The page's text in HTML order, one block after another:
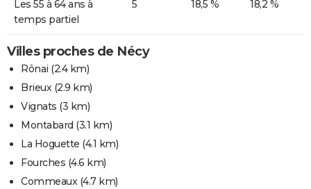
Les 55 à 64 ans à
temps partiel
5 18,5 % 18,2 %
Villes proches de Nécy
Rônai (2.4 km)
Brieux(2.9 km)
Vignats (3 km)
Montabard (3.1 km)
La Hoguette (4.1 km)
Fourches (4.6 km)
Commeaux(4.7 km)